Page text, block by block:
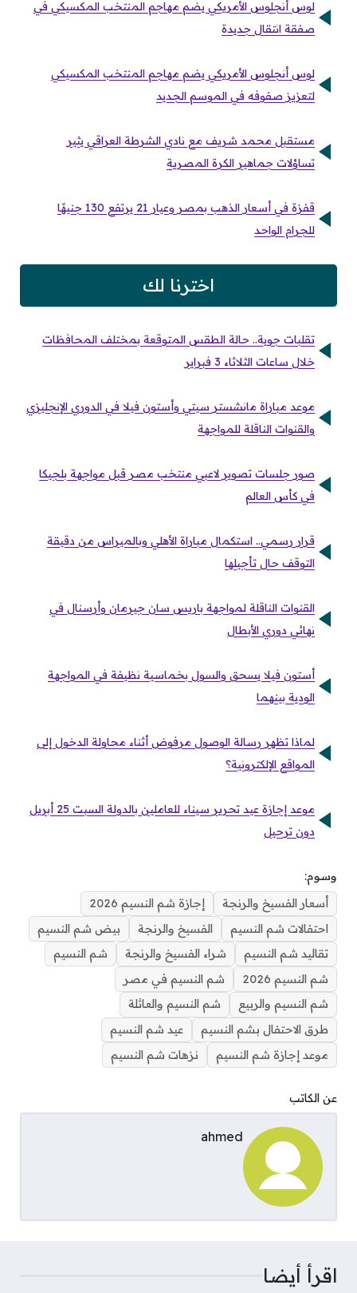
لوس أنجلوس الأمريكي يضم مهاجم المنتخب المكسيكي في
صفقة انتقال جديدة
لوس أنجلوس الأمريكي يضم مهاجم المنتخب المكسيكي
لتعزيز صفوفه في الموسم الجديد
مستقبل محمد شريف مع نادي الشرطة العراقي يثير
تساؤلات جماهير الكرة المصرية
قفزة في أسعار الذهب بمصر وعيار 21 يرتفع 130 جنيهًا
للجرام الواحد
اخترنا لك
تقلبات جوية.. حالة الطقس المتوقعة بمختلف المحافظات
خلال ساعات الثلاثاء 3 فبراير
موعد مباراة مانشستر سيتي وأستون فيلا في الدوري الإنجليزي
والقنوات الناقلة للمواجهة
صور جلسات تصوير لاعبي منتخب مصر قبل مواجهة بلجيكا
في كأس العالم
قرار رسمي.. استكمال مباراة الأهلي وبالميراس من دقيقة
التوقف حال تأجيلها
القنوات الناقلة لمواجهة باريس سان جيرمان وأرسنال في
نهائي دوري الأبطال
أستون فيلا يسحق والسول بخماسية نظيفة في المواجهة
الودية بينهما
لماذا تظهر رسالة الوصول مرفوض أثناء محاولة الدخول إلى
المواقع الإلكترونية؟
موعد إجازة عيد تحرير سيناء للعاملين بالدولة السبت 25 أبريل
دون ترحيل
وسوم:
أسعار الفسيخ والرنجة
إجازة شم النسيم 2026
احتفالات شم النسيم
الفسيخ والرنجة
بيض شم النسيم
تقاليد شم النسيم
شراء الفسيخ والرنجة
شم النسيم
شم النسيم 2026
شم النسيم في مصر
شم النسيم والربيع
شم النسيم والعائلة
طرق الاحتفال بشم النسيم
عيد شم النسيم
موعد إجازة شم النسيم
نزهات شم النسيم
عن الكاتب
ahmed
اقرأ أيضا